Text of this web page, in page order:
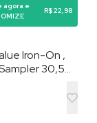
agora e
R$ 22,98
Iron-On ,
30,5